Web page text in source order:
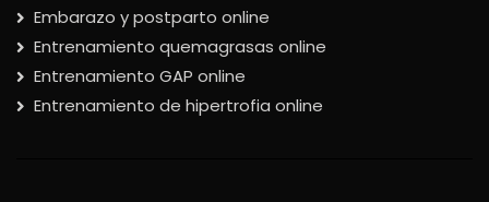
Embarazo y postparto online
Entrenamiento quemagrasas online
Entrenamiento GAP online
Entrenamiento de hipertrofia online